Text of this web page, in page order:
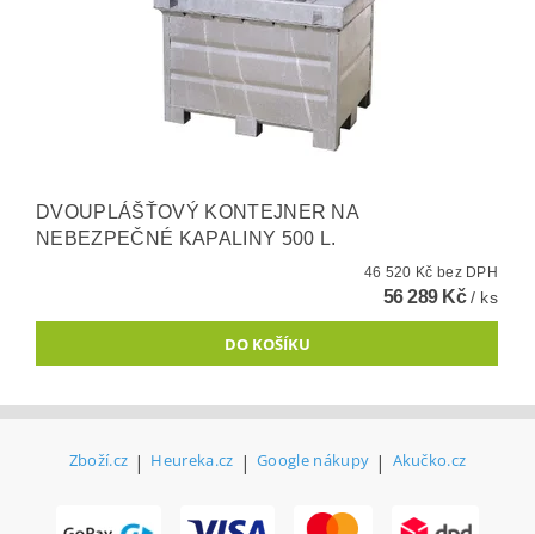
DVOUPLÁŠŤOVÝ KONTEJNER NA
NEBEZPEČNÉ KAPALINY 500 L.
46 520 Kč bez DPH
56 289 Kč/ ks
Zboží.cz | Heureka.cz | Google nákupy | Akučko.cz